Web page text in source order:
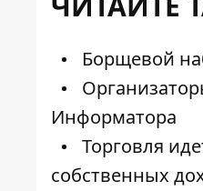
Борщевой
Информатора
Торговля
собственных